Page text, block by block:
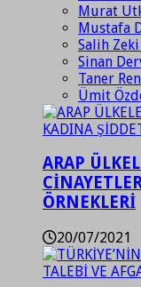
Murat
Mustafa
Salih
Sinan
Taner
Ümit
ARAP
ÖRNEKLERİ
20/07/2021